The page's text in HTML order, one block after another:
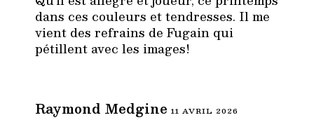
dans ces couleurs et tendresses. Il me
vient des refrains de Fugain qui
pétillent avec les images!
Raymond Medgine 11 AVRIL 2026